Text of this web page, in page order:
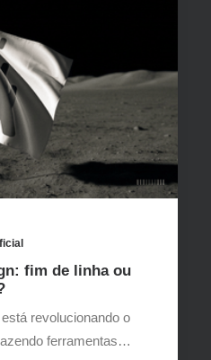
fim de linha ou
revolucionando o
ferramentas…